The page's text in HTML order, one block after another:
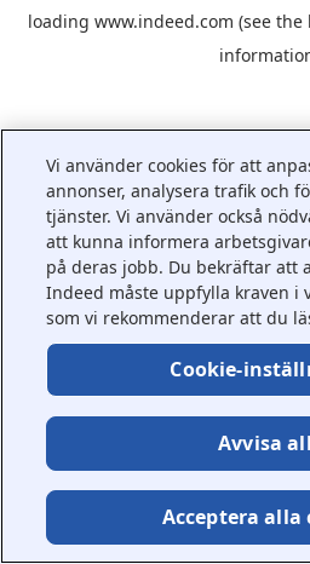
loading www.indeed.com (see the
Vi använder cookies för att
annonser, analysera trafik och
tjänster. Vi använder också
att kunna informera
på deras jobb. Du bekräftar att
Indeed måste uppfylla kraven i
som vi rekommenderar att du
Cookie-
Avvisa
Acceptera alla